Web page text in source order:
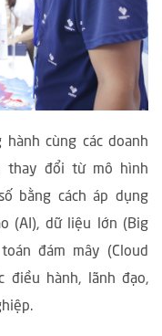
hành cùng các doanh
thay đổi từ mô hình
bằng cách áp dụng
(AI), dữ liệu lớn (Big
đám mây (Cloud
điều hành, lãnh đạo,